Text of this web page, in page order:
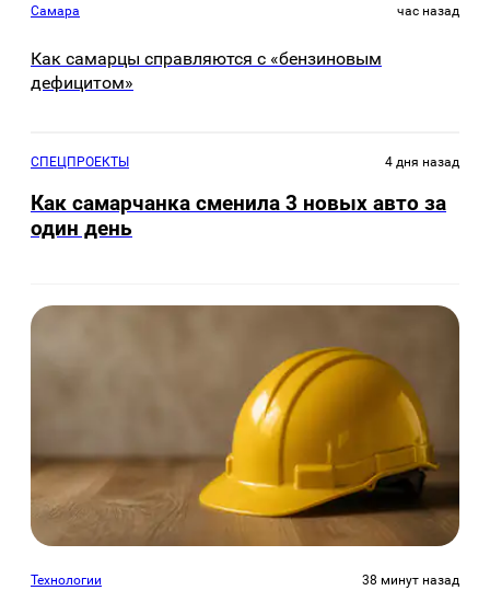
Самара час назад
Как самарцы справляются с «бензиновым
дефицитом»
СПЕЦПРОЕКТЫ 4 дня назад
Как самарчанка сменила 3 новых авто за
один день
Технологии 38 минут назад